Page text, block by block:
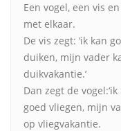
Een vogel, een vis
met elkaar.
De vis zegt: ‘ik kan
duiken, mijn vader
duikvakantie.’
Dan zegt de
goed vliegen, mijn
op vliegvakantie.